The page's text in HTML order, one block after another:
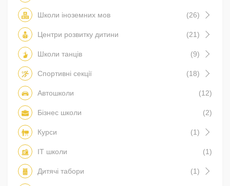
Школи іноземних мов (26)
Центри розвитку дитини (21)
Школи танців (9)
Спортивні секції (18)
Автошколи (12)
Бізнес школи (2)
Курси (1)
IT школи (1)
Дитячі табори (1)